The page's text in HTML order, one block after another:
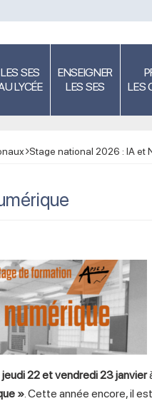
LES SES
LYCÉE
ENSEIGNER
LES SES
LES
Stage national 2026 : IA et
jeudi 22 et vendredi 23 janvier
». Cette année encore, il